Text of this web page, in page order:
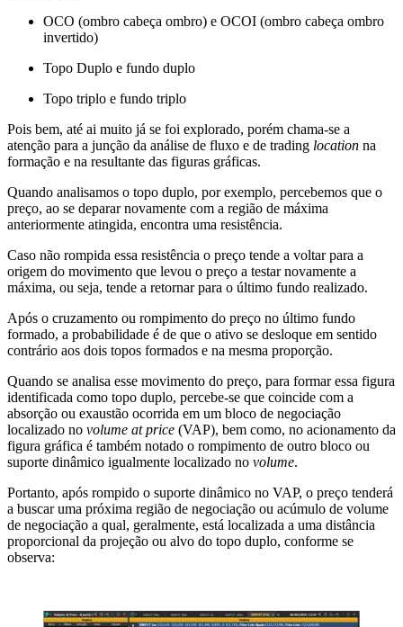
OCO (ombro cabeça ombro) e OCOI (ombro cabeça ombro
invertido)
Topo Duplo e fundo duplo
Topo triplo e fundo triplo
Pois bem, até ai muito já se foi explorado, porém chama-se a
atenção para a junção da análise de fluxo e de trading location na
formação e na resultante das figuras gráficas.
Quando analisamos o topo duplo, por exemplo, percebemos que o
preço, ao se deparar novamente com a região de máxima
anteriormente atingida, encontra uma resistência.
Caso não rompida essa resistência o preço tende a voltar para a
origem do movimento que levou o preço a testar novamente a
máxima, ou seja, tende a retornar para o último fundo realizado.
Após o cruzamento ou rompimento do preço no último fundo
formado, a probabilidade é de que o ativo se desloque em sentido
contrário aos dois topos formados e na mesma proporção.
Quando se analisa esse movimento do preço, para formar essa figura
identificada como topo duplo, percebe-se que coincide com a
absorção ou exaustão ocorrida em um bloco de negociação
localizado no volume at price (VAP), bem como, no acionamento da
figura gráfica é também notado o rompimento de outro bloco ou
suporte dinâmico igualmente localizado no volume.
Portanto, após rompido o suporte dinâmico no VAP, o preço tenderá
a buscar uma próxima região de negociação ou acúmulo de volume
de negociação a qual, geralmente, está localizada a uma distância
proporcional da projeção ou alvo do topo duplo, conforme se
observa: